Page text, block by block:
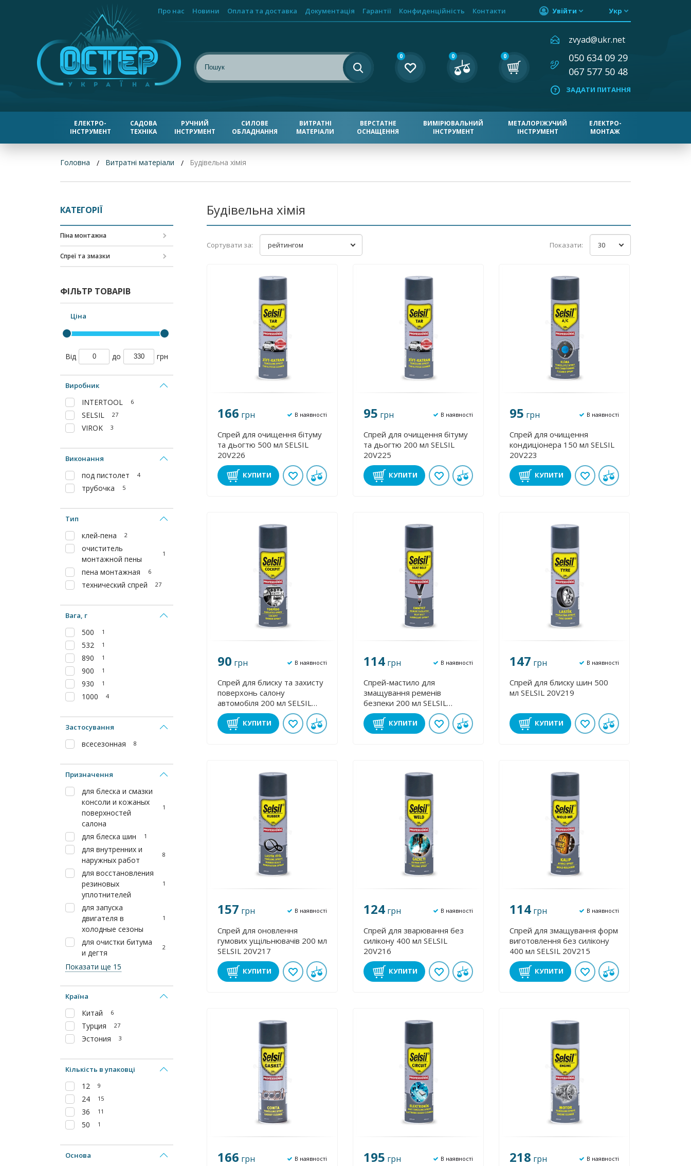
Про нас Новини Оплата та доставка Документація Гарантії Конфиденційність Контакти Увійти Укр
0 0 0
zvyad@ukr.net
050 634 09 29
067 577 50 48
ЗАДАТИ ПИТАННЯ
ЕЛЕКТРО-
ІНСТРУМЕНТ
САДОВА
ТЕХНІКА
РУЧНИЙ
ІНСТРУМЕНТ
СИЛОВЕ
ОБЛАДНАННЯ
ВИТРАТНІ
МАТЕРІАЛИ
ВЕРСТАТНЕ
ОСНАЩЕННЯ
ВИМІРЮВАЛЬНИЙ
ІНСТРУМЕНТ
МЕТАЛОРІЖУЧИЙ
ІНСТРУМЕНТ
ЕЛЕКТРО-
МОНТАЖ
Головна Витратні матеріали Будівельна хімія
КАТЕГОРІЇ
Піна монтажна
Спреї та змазки
ФІЛЬТР ТОВАРІВ
Ціна
Від до грн
Виробник
INTERTOOL 6
SELSIL 27
VIROK 3
Виконання
под пистолет 4
трубочка 5
Тип
клей-пена 2
очиститель
монтажной пены
1
пена монтажная 6
технический спрей 27
Вага, г
500 1
532 1
890 1
900 1
930 1
1000 4
Застосування
всесезонная 8
Призначення
для блеска и смазки
консоли и кожаных
поверхностей
салона
1
для блеска шин 1
для внутренних и
наружных работ
8
для восстановления
резиновых
уплотнителей
1
для запуска
двигателя в
холодные сезоны
1
для очистки битума
и дегтя
2
Показати ще 15
Країна
Китай 6
Турция 27
Эстония 3
Кількість в упаковці
12 9
24 15
36 11
50 1
Основа
Будівельна хімія
Сортувати за: рейтингом Показати: 30
166 грн В наявності
Спрей для очищення бітуму
та дьогтю 500 мл SELSIL
20V226
КУПИТИ
95 грн В наявності
Спрей для очищення бітуму
та дьогтю 200 мл SELSIL
20V225
КУПИТИ
95 грн В наявності
Спрей для очищення
кондиціонера 150 мл SELSIL
20V223
КУПИТИ
90 грн В наявності
Спрей для блиску та захисту
поверхонь салону
автомобіля 200 мл SELSIL
20V222
КУПИТИ
114 грн В наявності
Спрей-мастило для
змащування ременів
безпеки 200 мл SELSIL
20V220
КУПИТИ
147 грн В наявності
Спрей для блиску шин 500
мл SELSIL 20V219
КУПИТИ
157 грн В наявності
Спрей для оновлення
гумових ущільнювачів 200 мл
SELSIL 20V217
КУПИТИ
124 грн В наявності
Спрей для зварювання без
силікону 400 мл SELSIL
20V216
КУПИТИ
114 грн В наявності
Спрей для змащування форм
виготовлення без силікону
400 мл SELSIL 20V215
КУПИТИ
166 грн В наявності 195 грн В наявності 218 грн В наявності